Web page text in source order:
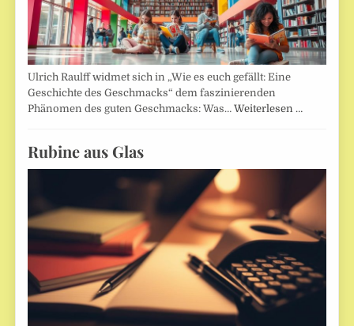
Ulrich Raulff widmet sich in „Wie es euch gefällt: Eine
Geschichte des Geschmacks“ dem faszinierenden
Phänomen des guten Geschmacks: Was…Weiterlesen …
Rubine aus Glas